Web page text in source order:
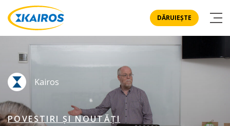
DĂRUIEȘTE
Kairos
POVESTIRI ȘI NOUTĂȚI